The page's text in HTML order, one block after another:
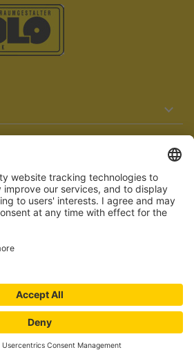
Website barrierefrei zu gestalten.
sind derzeit jedoch noch nicht
Sie auf Barrieren stoßen oder Hilfe
uns bitte unter service[at]knutzen.de.
widerrufen
© 2026 TEBOLO